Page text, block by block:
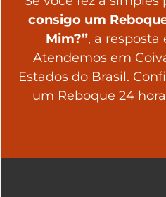
consigo um
Mim?”, a resposta
Atendemos em
Estados do Brasil.
um Reboque 24